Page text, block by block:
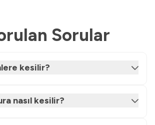
Sorular
kesilir?
nasıl kesilir?